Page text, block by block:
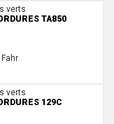
verts
TA850
verts
129C